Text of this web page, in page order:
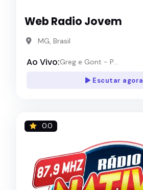
Web Radio Jovem
MG, Brasil
Ao Vivo:Greg e Gont - P...
Escutar agora
0.0